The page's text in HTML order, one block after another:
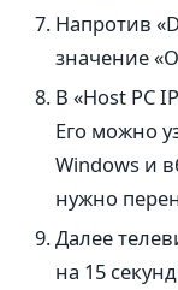
Напротив
значение
В «Host PC
Его можно
Windows и
нужно
Далее
на 15